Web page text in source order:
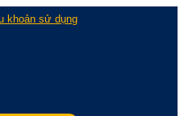
khoản sử dụng